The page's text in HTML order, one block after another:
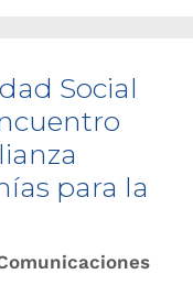
Social
para la